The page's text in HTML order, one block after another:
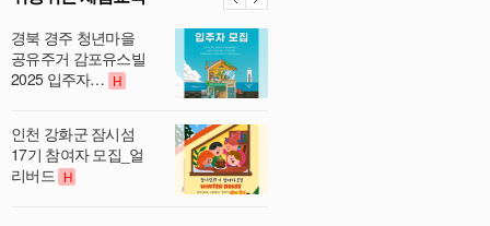
경북 경주 청년마을
공유주거 감포유스빌
2025 입주자… H
인천 강화군 잠시섬
17기 참여자 모집_얼
리버드
H